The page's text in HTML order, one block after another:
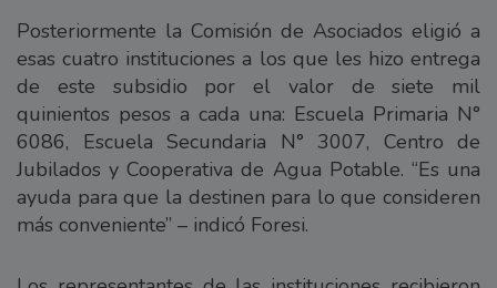
Posteriormente la Comisión de Asociados eligió a
esas cuatro instituciones a los que les hizo entrega
de este subsidio por el valor de siete mil
quinientos pesos a cada una: Escuela Primaria N°
6086, Escuela Secundaria N° 3007, Centro de
Jubilados y Cooperativa de Agua Potable. “Es una
ayuda para que la destinen para lo que consideren
más conveniente” – indicó Foresi.